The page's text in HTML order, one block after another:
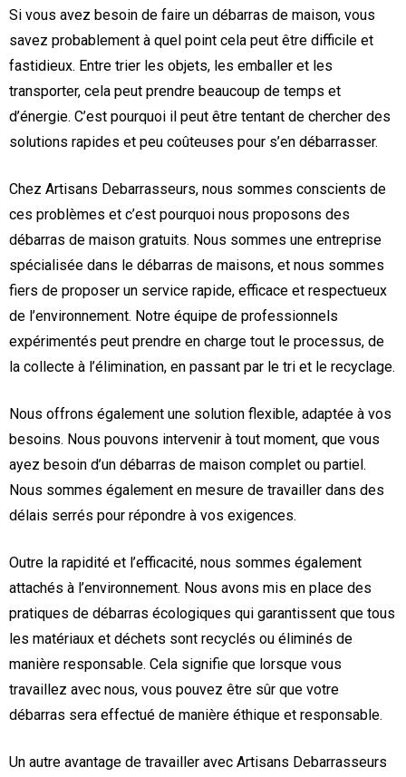
Si vous avez besoin de faire un débarras de maison, vous
savez probablement à quel point cela peut être difficile et
fastidieux. Entre trier les objets, les emballer et les
transporter, cela peut prendre beaucoup de temps et
d’énergie. C’est pourquoi il peut être tentant de chercher des
solutions rapides et peu coûteuses pour s’en débarrasser.
Chez Artisans Debarrasseurs, nous sommes conscients de
ces problèmes et c’est pourquoi nous proposons des
débarras de maison gratuits. Nous sommes une entreprise
spécialisée dans le débarras de maisons, et nous sommes
fiers de proposer un service rapide, efficace et respectueux
de l’environnement. Notre équipe de professionnels
expérimentés peut prendre en charge tout le processus, de
la collecte à l’élimination, en passant par le tri et le recyclage.
Nous offrons également une solution flexible, adaptée à vos
besoins. Nous pouvons intervenir à tout moment, que vous
ayez besoin d’un débarras de maison complet ou partiel.
Nous sommes également en mesure de travailler dans des
délais serrés pour répondre à vos exigences.
Outre la rapidité et l’efficacité, nous sommes également
attachés à l’environnement. Nous avons mis en place des
pratiques de débarras écologiques qui garantissent que tous
les matériaux et déchets sont recyclés ou éliminés de
manière responsable. Cela signifie que lorsque vous
travaillez avec nous, vous pouvez être sûr que votre
débarras sera effectué de manière éthique et responsable.
Un autre avantage de travailler avec Artisans Debarrasseurs